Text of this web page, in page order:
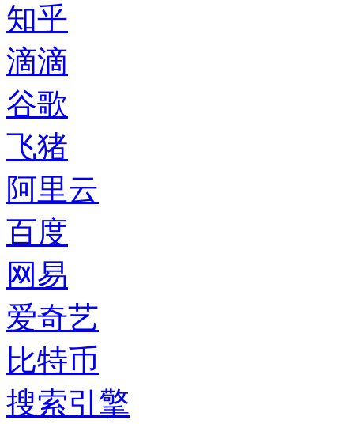
知乎
滴滴
谷歌
飞猪
阿里云
百度
网易
爱奇艺
比特币
搜索引擎